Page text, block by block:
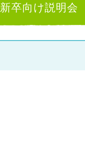
新卒向け説明会